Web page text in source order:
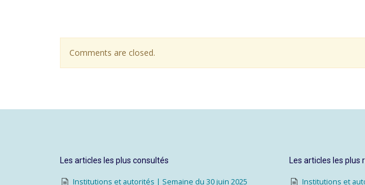
Comments are closed.
Les articles les plus consultés
Institutions et autorités | Semaine du 30 juin 2025
Les articles les plus
Institutions et